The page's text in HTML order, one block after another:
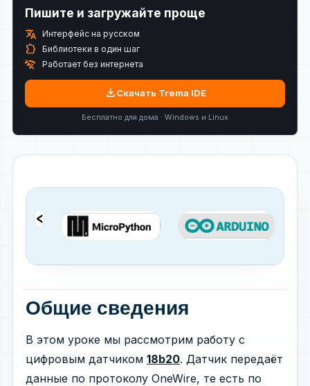
Пишите и загружайте проще
translate Интерфейс на русском
extension Библиотеки в один шаг
wifi_off Работает без интернета
downloadСкачать Trema IDE
Бесплатно для дома · Windows и Linux
Общие сведения
В этом уроке мы рассмотрим работу с
цифровым датчиком 18b20. Датчик передаёт
данные по протоколу OneWire, те есть по